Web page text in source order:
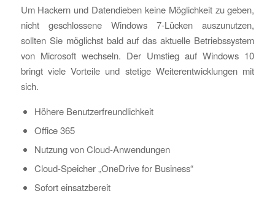
Um Hackern und Datendieben keine Möglichkeit zu geben,
nicht geschlossene Windows 7-Lücken auszunutzen,
sollten Sie möglichst bald auf das aktuelle Betriebssystem
von Microsoft wechseln. Der Umstieg auf Windows 10
bringt viele Vorteile und stetige Weiterentwicklungen mit
sich.
Höhere Benutzerfreundlichkeit
Office 365
Nutzung von Cloud-Anwendungen
Cloud-Speicher „OneDrive for Business“
Sofort einsatzbereit